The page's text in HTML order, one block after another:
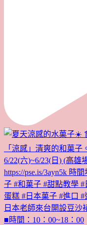
日本老師來台開設豆沙
■時間：10：00~18：00